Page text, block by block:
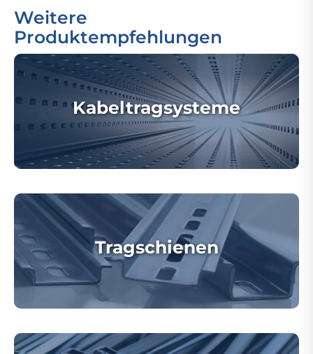
Weitere
Produktempfehlungen
Kabeltragsysteme
Tragschienen